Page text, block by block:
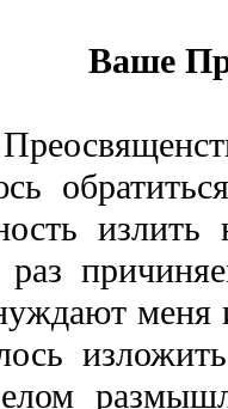
Ваше
излить
меня